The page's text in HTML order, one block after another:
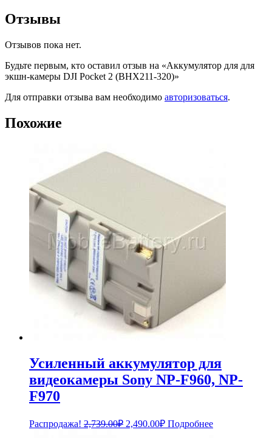
Отзывы
Отзывов пока нет.
Будьте первым, кто оставил отзыв на «Аккумулятор для для
экшн-камеры DJI Pocket 2 (BHX211-320)»
Для отправки отзыва вам необходимо авторизоваться.
Похожие
Усиленный аккумулятор для
видеокамеры Sony NP-F960, NP-
F970
Распродажа! 2,739.00₽ Первоначальная
2,490.00₽Текущая
цена:
Подробнее